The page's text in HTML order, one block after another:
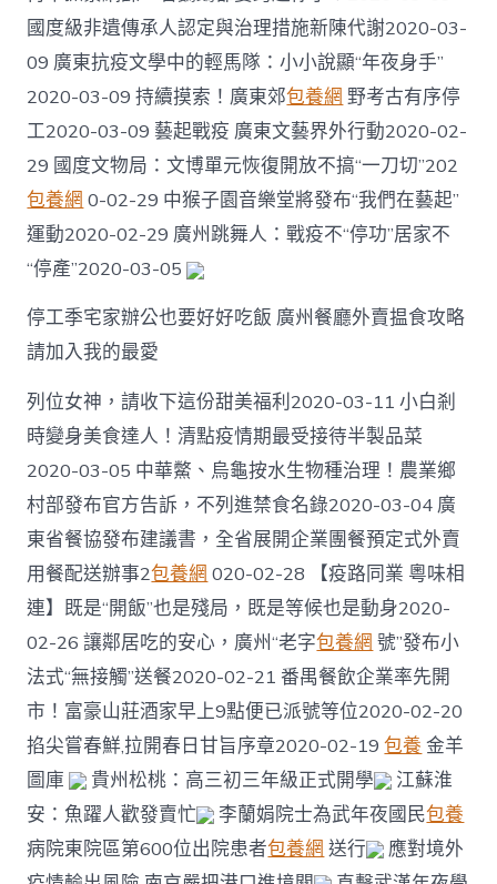
國度級非遺傳承人認定與治理措施新陳代謝2020-03-
09 廣東抗疫文學中的輕馬隊：小小說顯“年夜身手”
2020-03-09 持續摸索！廣東郊包養網 野考古有序停
工2020-03-09 藝起戰疫 廣東文藝界外行動2020-02-
29 國度文物局：文博單元恢復開放不搞“一刀切”202
包養網 0-02-29 中猴子園音樂堂將發布“我們在藝起”
運動2020-02-29 廣州跳舞人：戰疫不“停功”居家不
“停產”2020-03-05
停工季宅家辦公也要好好吃飯 廣州餐廳外賣揾食攻略
請加入我的最愛
列位女神，請收下這份甜美福利2020-03-11 小白剎
時變身美食達人！清點疫情期最受接待半製品菜
2020-03-05 中華鱉、烏龜按水生物種治理！農業鄉
村部發布官方告訴，不列進禁食名錄2020-03-04 廣
東省餐協發布建議書，全省展開企業團餐預定式外賣
用餐配送辦事2包養網 020-02-28 【疫路同業 粵味相
連】既是“開飯”也是殘局，既是等候也是動身2020-
02-26 讓鄰居吃的安心，廣州“老字包養網 號”發布小
法式“無接觸”送餐2020-02-21 番禺餐飲企業率先開
市！富豪山莊酒家早上9點便已派號等位2020-02-20
掐尖嘗春鮮,拉開春日甘旨序章2020-02-19包養 金羊
圖庫
貴州松桃：高三初三年級正式開學
江蘇淮
安：魚躍人歡發賣忙
李蘭娟院士為武年夜國民包養
病院東院區第600位出院患者包養網 送行
應對境外